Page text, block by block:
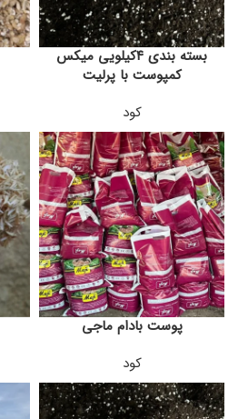
بسته بندی ۴کیلویی میکس
کمپوست با پرلیت
کود
پوست بادام ماجی
کود